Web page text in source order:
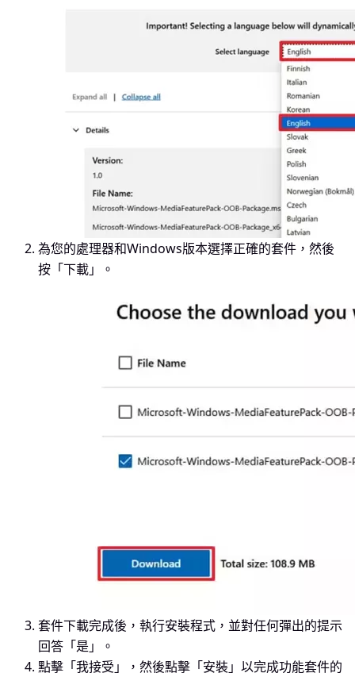
為您的處理器和Windows版本選擇正確的套件，然後
按「下載」。
套件下載完成後，執行安裝程式，並對任何彈出的提示
回答「是」。
點擊「我接受」，然後點擊「安裝」以完成功能套件的